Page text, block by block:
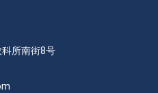
所南街8号